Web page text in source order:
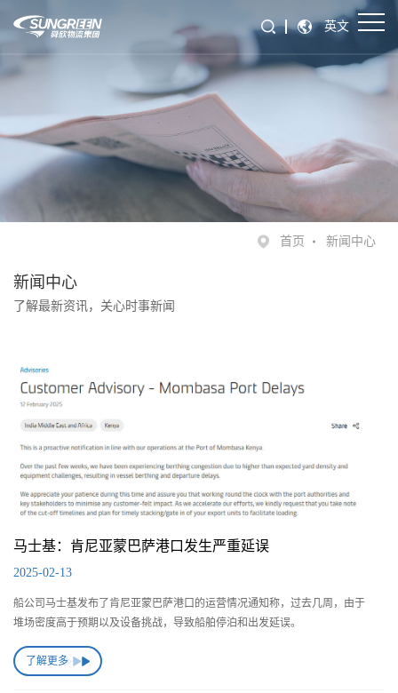
英文
首页 新闻中心
新闻中心
了解最新资讯，关心时事新闻
马士基：肯尼亚蒙巴萨港口发生严重延误
2025-02-13
船公司马士基发布了肯尼亚蒙巴萨港口的运营情况通知称，过去几周，由于
堆场密度高于预期以及设备挑战，导致船舶停泊和出发延误。
了解更多